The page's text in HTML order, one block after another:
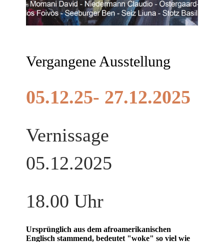
Vergangene Ausstellung
05.12.25- 27.12.2025
Vernissage
05.12.2025
18.00 Uhr
Ursprünglich aus dem afroamerikanischen
Englisch stammend, bedeutet "woke" so viel wie